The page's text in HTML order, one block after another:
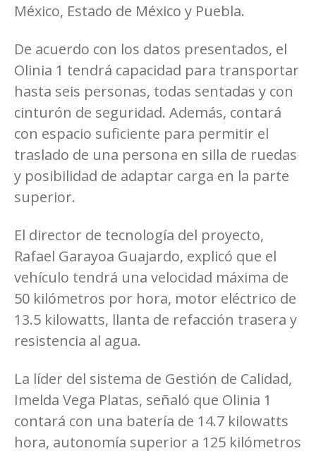
México, Estado de México y Puebla.
De acuerdo con los datos presentados, el
Olinia 1 tendrá capacidad para transportar
hasta seis personas, todas sentadas y con
cinturón de seguridad. Además, contará
con espacio suficiente para permitir el
traslado de una persona en silla de ruedas
y posibilidad de adaptar carga en la parte
superior.
El director de tecnología del proyecto,
Rafael Garayoa Guajardo, explicó que el
vehículo tendrá una velocidad máxima de
50 kilómetros por hora, motor eléctrico de
13.5 kilowatts, llanta de refacción trasera y
resistencia al agua.
La líder del sistema de Gestión de Calidad,
Imelda Vega Platas, señaló que Olinia 1
contará con una batería de 14.7 kilowatts
hora, autonomía superior a 125 kilómetros